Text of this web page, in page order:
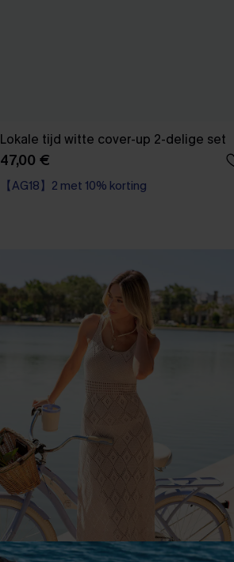
Lokale tijd witte cover-up 2-delige set
47,00 €
【AG18】2 met 10% korting